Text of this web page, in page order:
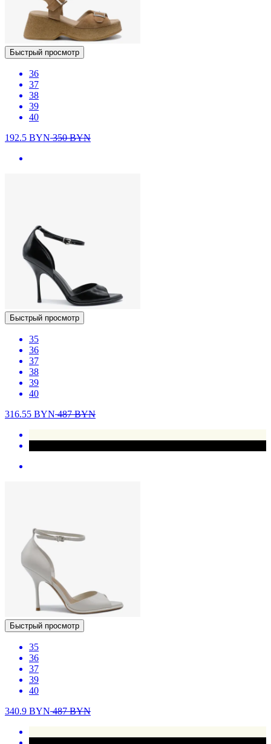
Быстрый просмотр
36
37
38
39
40
192.5 BYN350BYN
Быстрый просмотр
35
36
37
38
39
40
316.55 BYN487BYN
Быстрый просмотр
35
36
37
39
40
340.9 BYN487BYN